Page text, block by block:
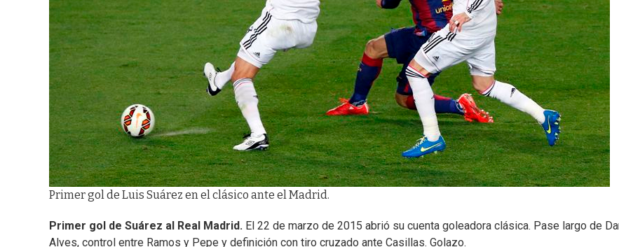
Primer gol de Luis Suárez en el clásico ante el Madrid.
Primer gol de Suárez al Real Madrid. El 22 de marzo de 2015 abrió su cuenta goleadora clásica. Pase largo de
Alves, control entre Ramos y Pepe y definición con tiro cruzado ante Casillas. Golazo.